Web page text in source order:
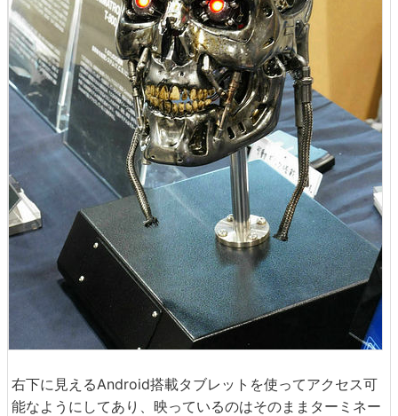
右下に見えるAndroid搭載タブレットを使ってアクセス可
能なようにしてあり、映っているのはそのままターミネー